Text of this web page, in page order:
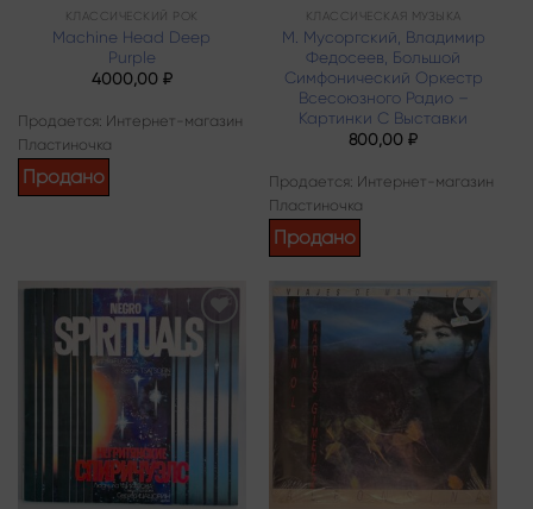
КЛАССИЧЕСКИЙ РОК
Machine Head Deep
Purple
4000,00 ₽
Продается: Интернет-магазин
Пластиночка
Продано
КЛАССИЧЕСКАЯ МУЗЫКА
М. Мусоргский, Владимир
Федосеев, Большой
Симфонический Оркестр
Всесоюзного Радио –
Картинки С Выставки
800,00₽
Продается: Интернет-магазин
Пластиночка
Продано
Add to
wishlist
Add to
wishlist